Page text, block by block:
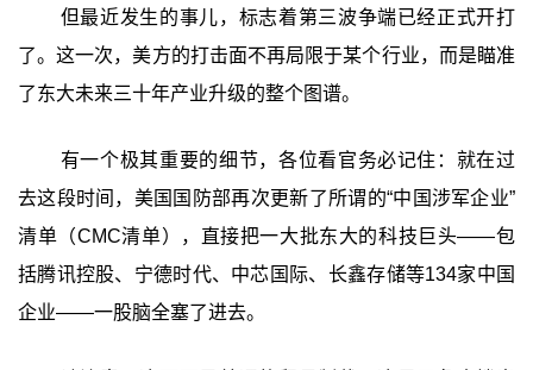
但最近发生的事儿，标志着第三波争端已经正式开打
了。这一次，美方的打击面不再局限于某个行业，而是瞄准
了东大未来三十年产业升级的整个图谱。
有一个极其重要的细节，各位看官务必记住：就在过
去这段时间，美国国防部再次更新了所谓的“中国涉军企业”
清单（CMC清单），直接把一大批东大的科技巨头——包
括腾讯控股、宁德时代、中芯国际、长鑫存储等134家中国
企业——一股脑全塞了进去。